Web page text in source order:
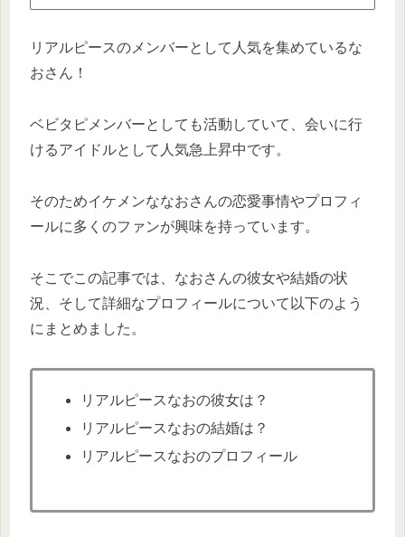
リアルピースのメンバーとして人気を集めているな
おさん！
ベビタピメンバーとしても活動していて、会いに行
けるアイドルとして人気急上昇中です。
そのためイケメンななおさんの恋愛事情やプロフィ
ールに多くのファンが興味を持っています。
そこでこの記事では、なおさんの彼女や結婚の状
況、そして詳細なプロフィールについて以下のよう
にまとめました。
リアルピースなおの彼女は？
リアルピースなおの結婚は？
リアルピースなおのプロフィール